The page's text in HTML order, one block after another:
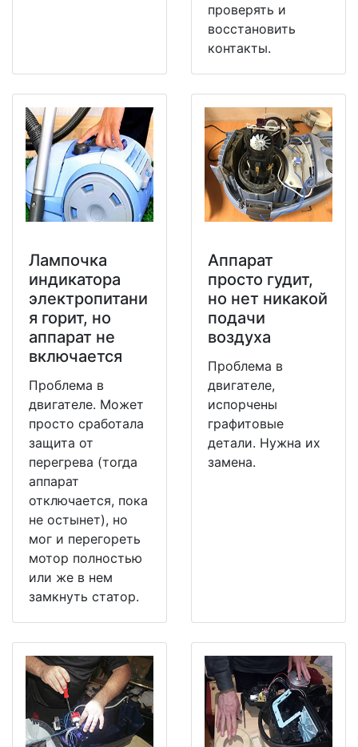
проверять и
восстановить
контакты.
Лампочка
индикатора
электропитани
я горит, но
аппарат не
включается
Проблема в
двигателе. Может
просто сработала
защита от
перегрева (тогда
аппарат
отключается, пока
не остынет), но
мог и перегореть
мотор полностью
или же в нем
замкнуть статор.
Аппарат
просто гудит,
но нет никакой
подачи
воздуха
Проблема в
двигателе,
испорчены
графитовые
детали. Нужна их
замена.